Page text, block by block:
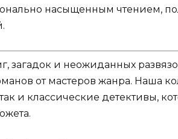
насыщенным чтением,
загадок и неожиданных
от мастеров жанра. Наша
и классические детективы,